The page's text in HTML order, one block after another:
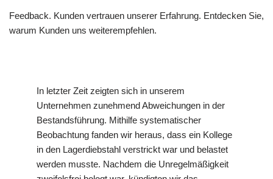
Feedback. Kunden vertrauen unserer Erfahrung. Entdecken Sie,
warum Kunden uns weiterempfehlen.
In letzter Zeit zeigten sich in unserem
Unternehmen zunehmend Abweichungen in der
Bestandsführung. Mithilfe systematischer
Beobachtung fanden wir heraus, dass ein Kollege
in den Lagerdiebstahl verstrickt war und belastet
werden musste. Nachdem die Unregelmäßigkeit